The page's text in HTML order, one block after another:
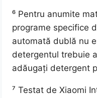
⁶ Pentru anumite
programe specifice
automată dublă nu
detergentul trebuie
adăugați detergent
⁷ Testat de Xiaomi